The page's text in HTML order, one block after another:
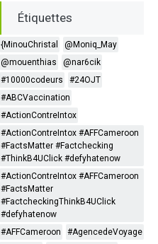
Étiquettes
{MinouChristal
@Moniq_May
@mouenthias
@nar6cik
#10000codeurs
#24OJT
#ABCVaccination
#ActionContreIntox
#ActionContreIntox #AFFCameroon
#FactsMatter #Factchecking
#ThinkB4UClick #defyhatenow
#ActionContreIntox #AFFCameroon
#FactsMatter
#FactcheckingThinkB4UClick
#defyhatenow
#AFFCameroon
#AgencedeVoyage